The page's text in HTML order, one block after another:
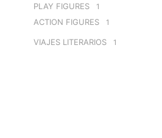
PLAY FIGURES 1
ACTION FIGURES 1
VIAJES LITERARIOS 1